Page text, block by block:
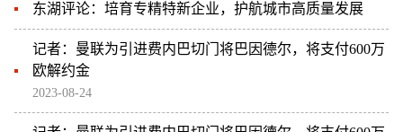
东湖评论：培育专精特新企业，护航城市高质量发展
记者：曼联为引进费内巴切门将巴因德尔，将支付600万
欧解约金
2023-08-24